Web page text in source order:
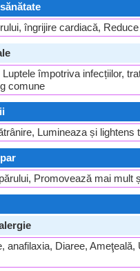
îngrijire cardiacă,
împotriva infecțiilor,
comune
Lumineaza și lightens
Promovează mai mult
anafilaxia, Diaree,